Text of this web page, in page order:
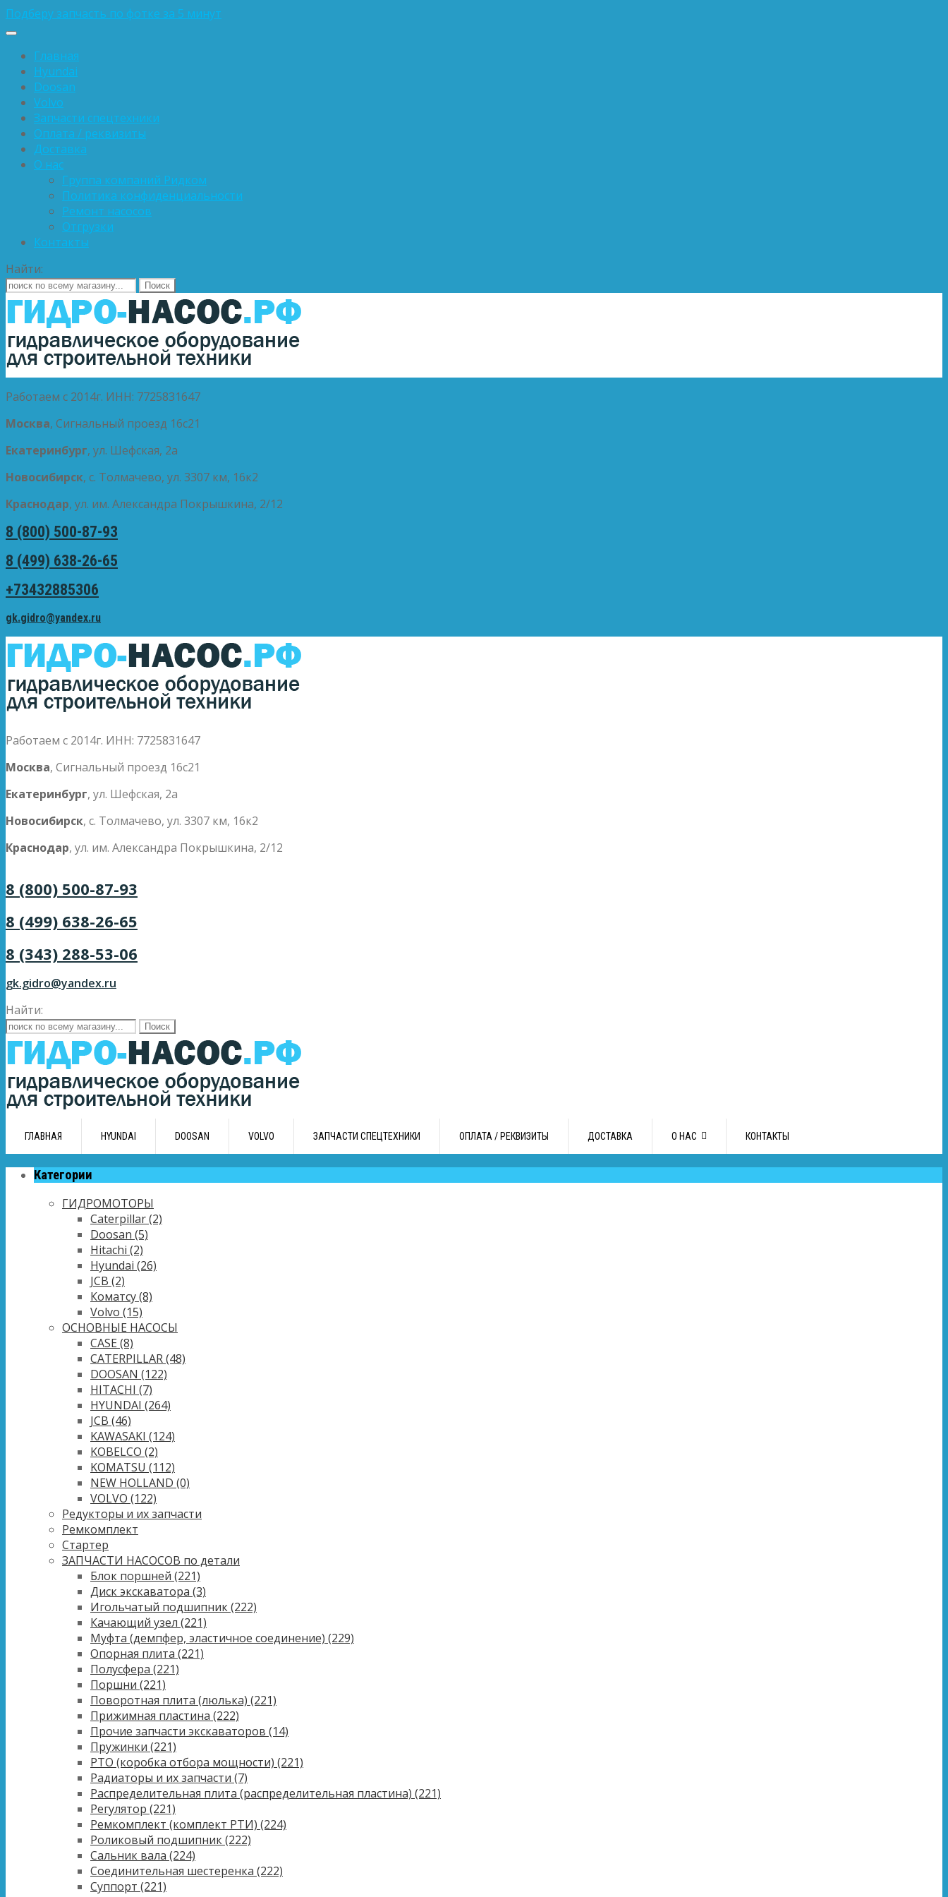
Подберу запчасть по фотке за 5 минут
Главная
Hyundai
Doosan
Volvo
Запчасти спецтехники
Оплата / реквизиты
Доставка
О нас
Группа компаний Ридком
Политика конфиденциальности
Ремонт насосов
Отгрузки
Контакты
Найти:
Работаем с 2014г. ИНН: 7725831647
Москва, Сигнальный проезд 16с21
Екатеринбург, ул. Шефская, 2а
Новосибирск, с. Толмачево, ул. 3307 км, 16к2
Краснодар, ул. им. Александра Покрышкина, 2/12
8 (800) 500-87-93
8 (499) 638-26-65
+73432885306
gk.gidro@yandex.ru
Работаем с 2014г. ИНН: 7725831647
Москва, Сигнальный проезд 16с21
Екатеринбург, ул. Шефская, 2а
Новосибирск, с. Толмачево, ул. 3307 км, 16к2
Краснодар, ул. им. Александра Покрышкина, 2/12
8 (800) 500-87-93
8 (499) 638-26-65
8 (343) 288-53-06
gk.gidro@yandex.ru
Найти:
ГЛАВНАЯ HYUNDAI DOOSAN VOLVO ЗАПЧАСТИ СПЕЦТЕХНИКИ ОПЛАТА / РЕКВИЗИТЫ ДОСТАВКА О НАС КОНТАКТЫ
Категории
ГИДРОМОТОРЫ
Caterpillar(2)
Doosan (5)
Hitachi (2)
Hyundai (26)
JCB (2)
Коматсу(8)
Volvo (15)
ОСНОВНЫЕ НАСОСЫ
CASE (8)
CATERPILLAR(48)
DOOSAN (122)
HITACHI (7)
HYUNDAI (264)
JCB (46)
KAWASAKI (124)
KOBELCO (2)
KOMATSU (112)
NEW HOLLAND (0)
VOLVO (122)
Редукторы и их запчасти
Ремкомплект
Стартер
ЗАПЧАСТИ НАСОСОВ по детали
Блок поршней (221)
Диск экскаватора (3)
Игольчатый подшипник(222)
Качающий узел (221)
Муфта (демпфер, эластичное соединение) (229)
Опорная плита (221)
Полусфера (221)
Поршни (221)
Поворотная плита (люлька) (221)
Прижимная пластина (222)
Прочие запчасти экскаваторов (14)
Пружинки (221)
PTO (коробка отбора мощности) (221)
Радиаторы и их запчасти (7)
Распределительная плита (распределительная пластина) (221)
Регулятор (221)
Ремкомплект (комплект РТИ) (224)
Роликовый подшипник(222)
Сальник вала (224)
Соединительная шестеренка (222)
Суппорт (221)